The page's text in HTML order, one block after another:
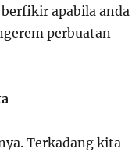
apabila anda
perbuatan
Terkadang kita